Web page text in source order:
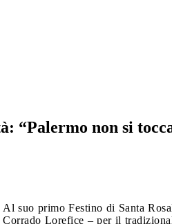
“Palermo non si
Al suo primo Festino di Santa
Corrado Lorefice – per il